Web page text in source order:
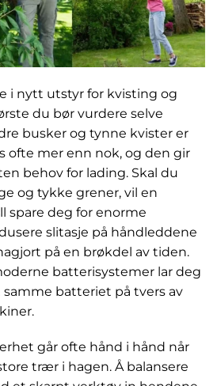
i nytt utstyr for kvisting og
du bør vurdere selve
busker og tynne kvister er
ofte mer enn nok, og den gir
behov for lading. Skal du
og tykke grener, vil en
spare deg for enorme
slitasje på håndleddene
på en brøkdel av tiden.
batterisystemer lar deg
batteriet på tvers av
går ofte hånd i hånd når
trær i hagen. Å balansere